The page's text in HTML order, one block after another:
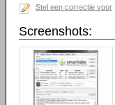
Stel een correctie voor
Screenshots: